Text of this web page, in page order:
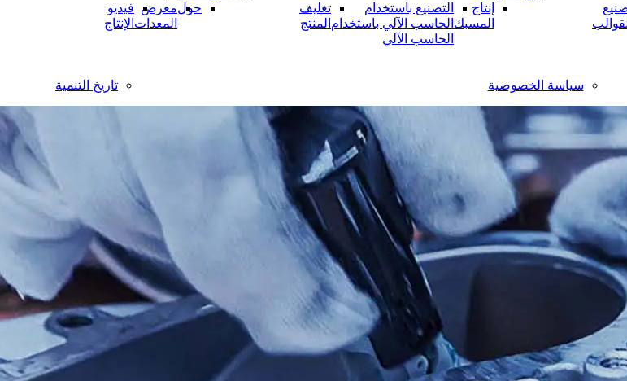
إنتاج
المسبك
التصنيع باستخدام
الحاسب الآلي باستخدام
الحاسب الآلي
تغليف
المنتج
حولمعرض
المعدات
فيديو
الإنتاج
سياسة الخصوصية تاريخ التنمية